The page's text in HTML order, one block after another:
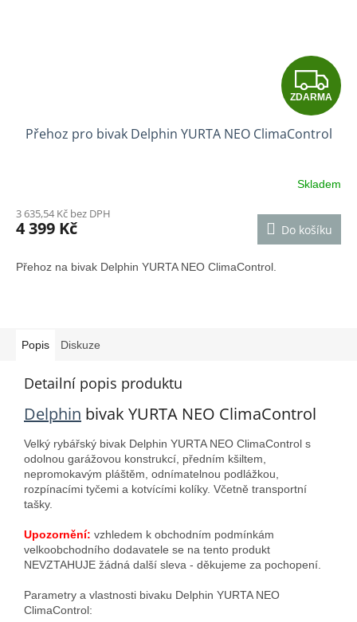
Z
D
A
R
M
A
ZDARMA
Přehoz pro bivak Delphin YURTA NEO ClimaControl
Skladem
3 635,54 Kč bez DPH
4 399 Kč Do košíku
Přehoz na bivak Delphin YURTA NEO ClimaControl.
Popis Diskuze
Detailní popis produktu
Delphin bivak YURTA NEO ClimaControl
Velký rybářský bivak Delphin YURTA NEO ClimaControl s
odolnou garážovou konstrukcí, předním kšiltem,
nepromokavým pláštěm, odnímatelnou podlážkou,
rozpínacími tyčemi a kotvícími kolíky. Včetně transportní
tašky.
Upozornění: vzhledem k obchodním podmínkám
velkoobchodního dodavatele se na tento produkt
NEVZTAHUJE žádná další sleva - děkujeme za pochopení.
Parametry a vlastnosti bivaku Delphin YURTA NEO
ClimaControl: